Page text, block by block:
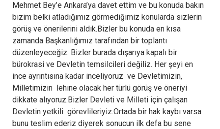
Mehmet Bey’e Ankara’ya davet ettim ve bu konuda bakın
bizim belki atladığımız görmediğimiz konularda sizlerin
görüş ve önerilerini aldık.Bizler bu konuda en kısa
zamanda Başkanlığımız tarafından bir toplantı
düzenleyeceğiz. Bizler burada dışarıya kapalı bir
bürokrasi ve Devletin temsilcileri değiliz. Her şeyi en
ince ayrıntısına kadar inceliyoruz ve Devletimizin,
Milletimizin lehine olacak her türlü görüş ve öneriyi
dikkate alıyoruz.Bizler Devleti ve Milleti için çalışan
Devletin yetkili görevlileriyiz.Ortada bir hak kaybı varsa
bunu teslim ederiz diyerek sonucun ilk defa bu sene